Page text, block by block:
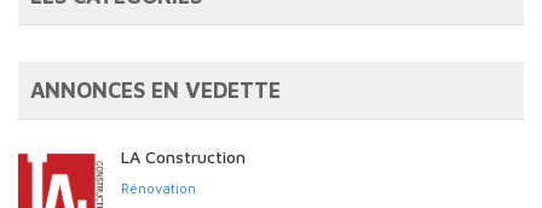
ANNONCES EN VEDETTE
LA Construction
Rénovation